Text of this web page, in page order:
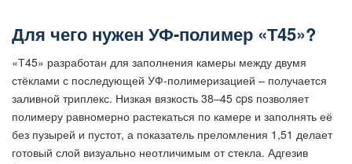
Для чего нужен УФ-полимер «Т45»?
«Т45» разработан для заполнения камеры между двумя
стёклами с последующей УФ-полимеризацией – получается
заливной триплекс. Низкая вязкость 38–45 cps позволяет
полимеру равномерно растекаться по камере и заполнять её
без пузырей и пустот, а показатель преломления 1,51 делает
готовый слой визуально неотличимым от стекла. Адгезив